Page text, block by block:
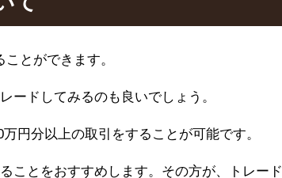
とができます。
ードしてみるのも良いでしょう。
万円分以上の取引をすることが可能です。
ことをおすすめします。その方が、トレード